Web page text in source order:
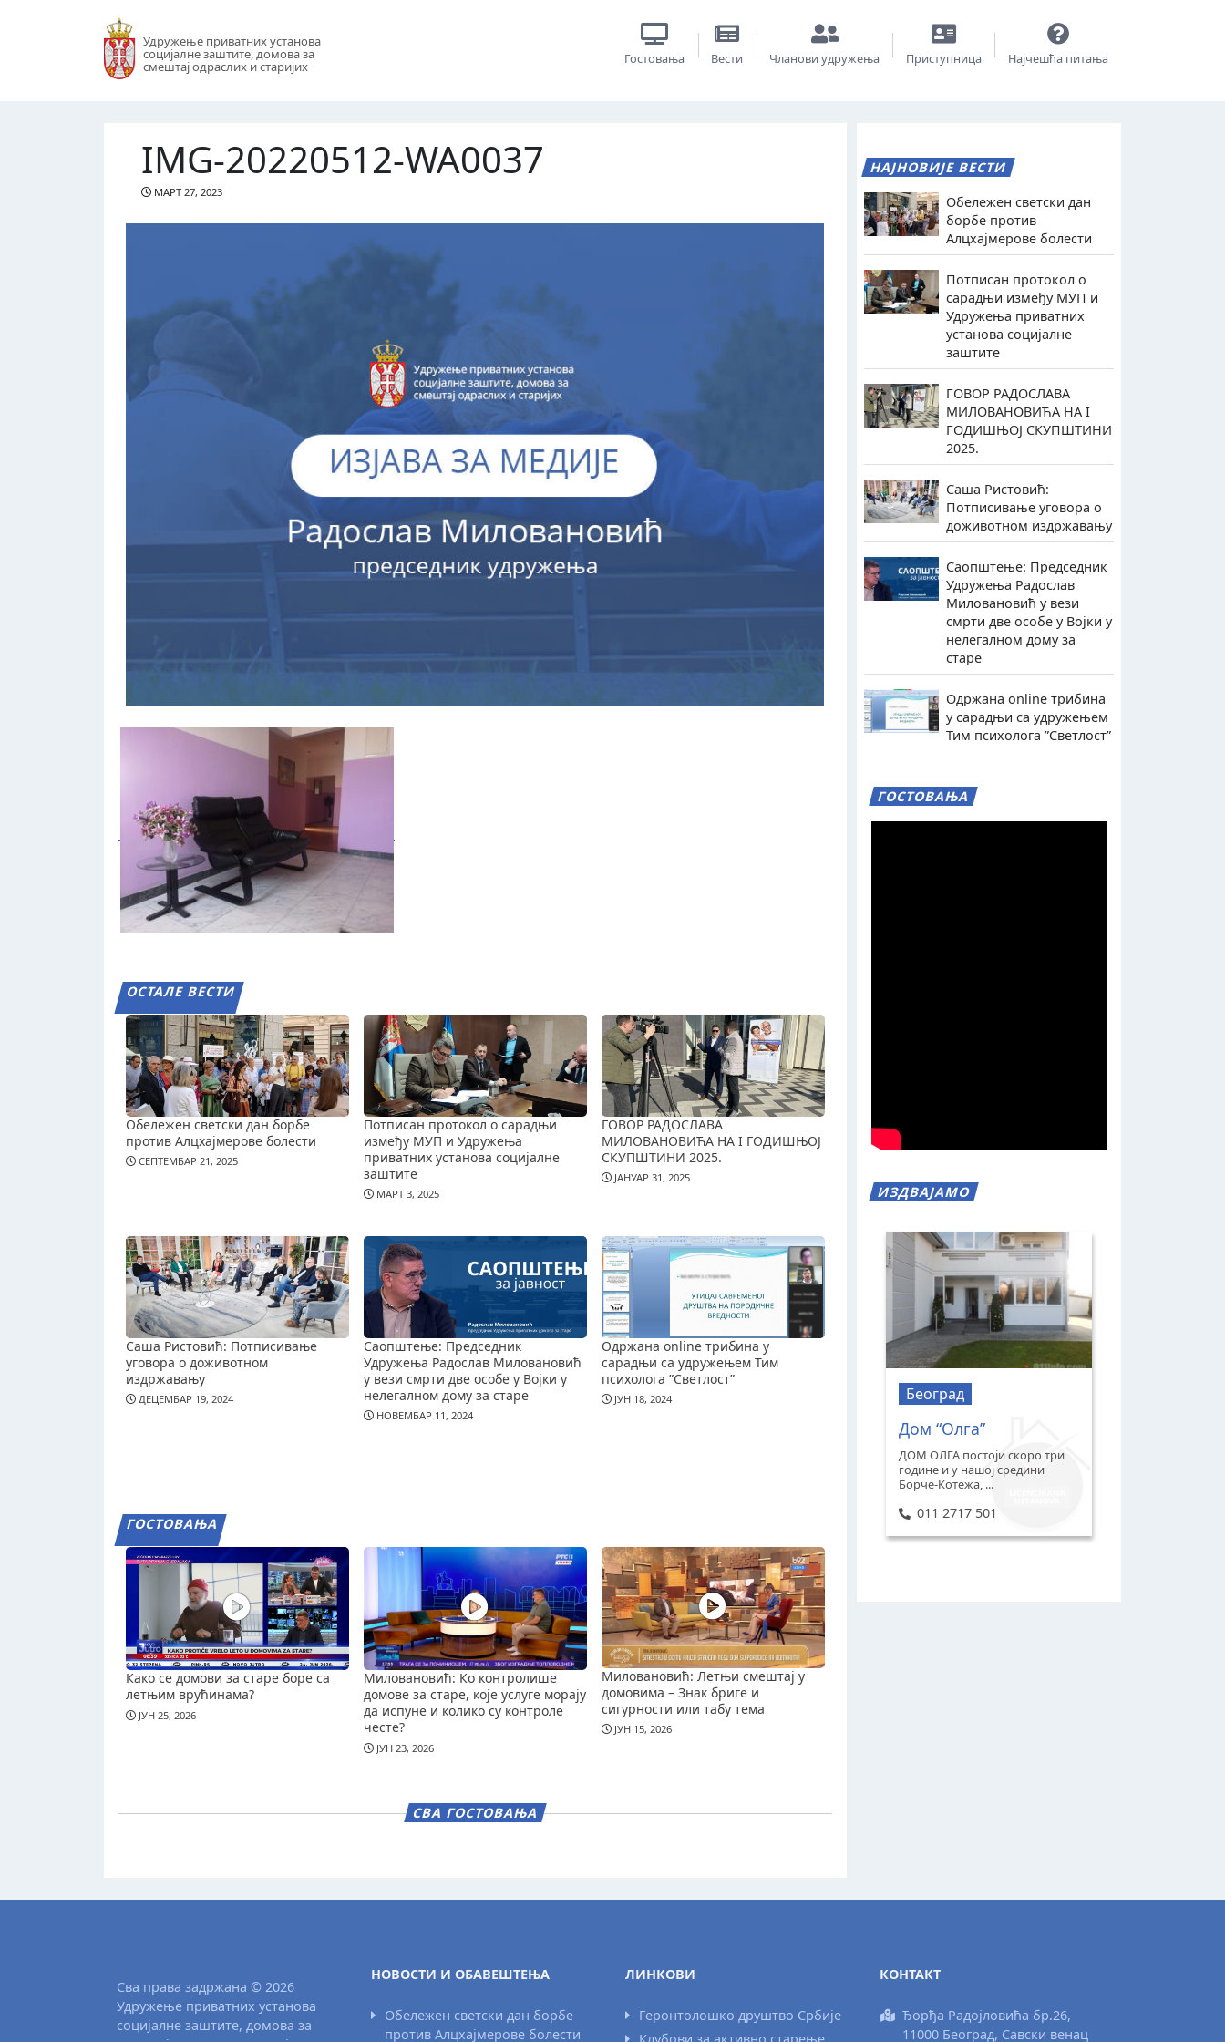
Удружење приватних установа
социјалне заштите, домова за
смештај одраслих и старијих
Гостовања Вести Чланови удружења Приступница Најчешћа питања
IMG-20220512-WA0037
МАРТ 27, 2023
ОСТАЛЕ ВЕСТИ
Обележен светски дан борбе
против Алцхајмерове болести
СЕПТЕМБАР 21, 2025
Потписан протокол о сарадњи
између МУП и Удружења
приватних установа социјалне
заштите
МАРТ 3, 2025
ГОВОР РАДОСЛАВА
МИЛОВАНОВИЋА НА I ГОДИШЊОЈ
СКУПШТИНИ 2025.
ЈАНУАР 31, 2025
Саша Ристовић: Потписивање
уговора о доживотном
издржавању
ДЕЦЕМБАР 19, 2024
Саопштење: Председник
Удружења Радослав Миловановић
у вези смрти две особе у Војки у
нелегалном дому за старе
НОВЕМБАР 11, 2024
Одржана online трибина у
сарадњи са удружењем Тим
психолога ”Светлост”
ЈУН 18, 2024
ГОСТОВАЊА
Како се домови за старе боре са
летњим врућинама?
ЈУН 25, 2026
Миловановић: Ко контролише
домове за старе, које услуге морају
да испуне и колико су контроле
честе?
ЈУН 23, 2026
Миловановић: Летњи смештај у
домовима – Знак бриге и
сигурности или табу тема
ЈУН 15, 2026
СВА ГОСТОВАЊА
НАЈНОВИЈЕ ВЕСТИ
Обележен светски дан
борбе против
Алцхајмерове болести
Потписан протокол о
сарадњи између МУП и
Удружења приватних
установа социјалне
заштите
ГОВОР РАДОСЛАВА
МИЛОВАНОВИЋА НА I
ГОДИШЊОЈ СКУПШТИНИ
2025.
Саша Ристовић:
Потписивање уговора о
доживотном издржавању
Саопштење: Председник
Удружења Радослав
Миловановић у вези
смрти две особе у Војки у
нелегалном дому за
старе
Одржана online трибина
у сарадњи са удружењем
Тим психолога ”Светлост”
ГОСТОВАЊА
ИЗДВАЈАМО
Београд
Дом “Олга”
ДОМ ОЛГА постоји скоро три
године и у нашој средини
Борче-Котежа, ...
011 2717 501
Сва права задржана © 2026
Удружење приватних установа
социјалне заштите, домова за
НОВОСТИ И ОБАВЕШТЕЊА
Обележен светски дан борбе
против Алцхајмерове болести
ЛИНКОВИ
Геронтолошко друштво Србије
Клубови за активно старење
КОНТАКТ
Ђорђа Радојловића бр.26,
11000 Београд, Савски венац